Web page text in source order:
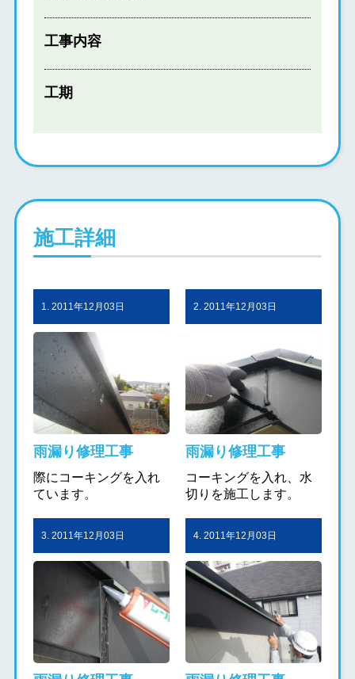
工事内容
工期
施工詳細
1. 2011年12月03日
雨漏り修理工事
際にコーキングを入れ
ています。
2. 2011年12月03日
雨漏り修理工事
コーキングを入れ、水
切りを施工します。
3. 2011年12月03日 4. 2011年12月03日